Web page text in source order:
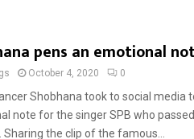
pens an emotional
October 4, 2020 0
Shobhana took to social media
note for the singer SPB who
Sharing the clip of the famous...